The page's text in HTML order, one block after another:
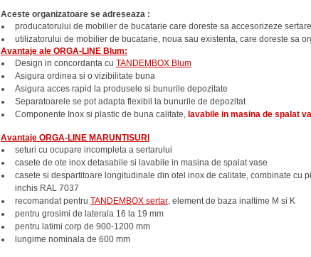
Aceste organizatoare se adreseaza :
producatorului de mobilier de bucatarie care doreste sa accesorizeze
utilizatorului de mobilier de bucatarie, noua sau existenta, care doreste sa
Avantaje ale ORGA-LINE Blum:
Design in concordanta cu TANDEMBOX Blum
Asigura ordinea si o vizibilitate buna
Asigura acces rapid la produsele si bunurile depozitate
Separatoarele se pot adapta flexibil la bunurile de depozitat
Componente Inox si plastic de buna calitate, lavabile in masina de spalat
Avantaje ORGA-LINE MARUNTISURI
seturi cu ocupare incompleta a sertarului
casete de ote inox detasabile si lavabile in masina de spalat vase
casete si despartitoare longitudinale din otel inox de calitate, combinate cu
inchis RAL 7037
recomandat pentru TANDEMBOX sertar, element de baza inaltime M si K
pentru grosimi de laterala 16 la 19 mm
pentru latimi corp de 900-1200 mm
lungime nominala de 600 mm